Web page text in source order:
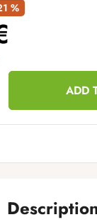
%
ADD